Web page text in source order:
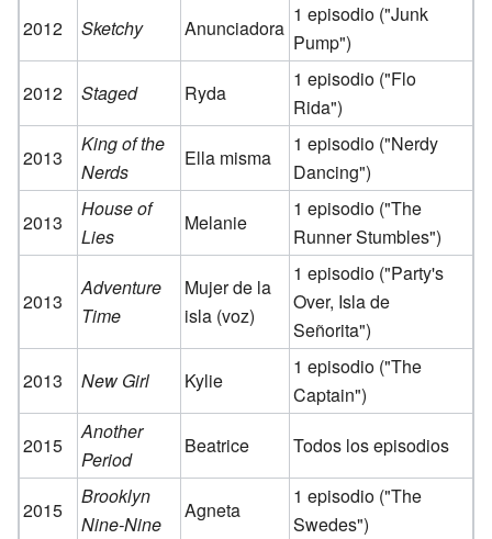
2012 Sketchy Anunciadora
1 episodio ("Junk
Pump")
2012
Staged Ryda
1 episodio ("Flo
Rida")
2013
King of the
Nerds
Ella misma
1 episodio ("Nerdy
Dancing")
2013
House of
Lies
Melanie
1 episodio ("The
Runner Stumbles")
2013
Adventure
Time
Mujer de la
isla (voz)
1 episodio ("Party's
Over, Isla de
Señorita")
2013
New Girl Kylie
1 episodio ("The
Captain")
2015
Another
Period
Beatrice Todos los episodios
2015
Brooklyn
Nine-Nine
Agneta
1 episodio ("The
Swedes")